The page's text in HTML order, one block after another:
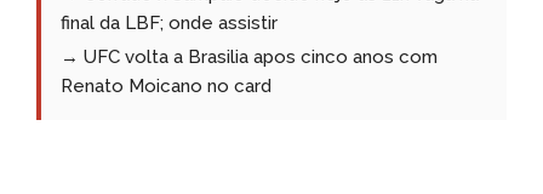
final da LBF; onde assistir
→ UFC volta a Brasilia apos cinco anos com
Renato Moicano no card